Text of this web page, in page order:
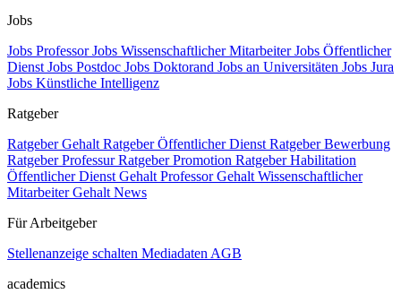
Jobs
Jobs ProfessorJobs Wissenschaftlicher MitarbeiterJobs Öffentlicher
Dienst Jobs Postdoc Jobs Doktorand Jobs an Universitäten Jobs Jura
Jobs Künstliche Intelligenz
Ratgeber
Ratgeber Gehalt Ratgeber Öffentlicher Dienst Ratgeber Bewerbung
Ratgeber ProfessurRatgeber Promotion Ratgeber Habilitation
Öffentlicher Dienst Gehalt Professor Gehalt Wissenschaftlicher
Mitarbeiter Gehalt News
Für Arbeitgeber
Stellenanzeige schalten Mediadaten AGB
academics